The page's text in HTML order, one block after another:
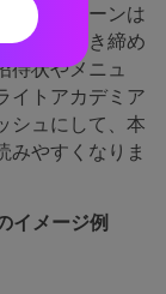
ローズトーンは
ールを引き締め
待状やメニュ
イトアカデミア
シュにして、本
みやすくなりま
イメージ例